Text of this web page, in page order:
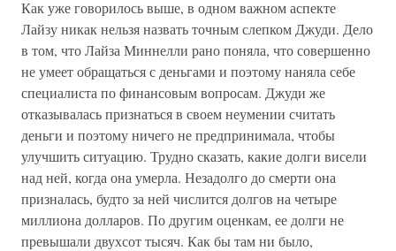
Как уже говорилось выше, в одном важном аспекте
Лайзу никак нельзя назвать точным слепком Джуди. Дело
в том, что Лайза Миннелли рано поняла, что совершенно
не умеет обращаться с деньгами и поэтому наняла себе
специалиста по финансовым вопросам. Джуди же
отказывалась признаться в своем неумении считать
деньги и поэтому ничего не предпринимала, чтобы
улучшить ситуацию. Трудно сказать, какие долги висели
над ней, когда она умерла. Незадолго до смерти она
призналась, будто за ней числится долгов на четыре
миллиона долларов. По другим оценкам, ее долги не
превышали двухсот тысяч. Как бы там ни было,